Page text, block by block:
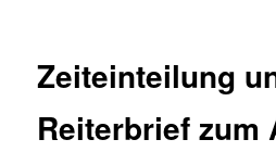
Zeiteinteilung
Reiterbrief zum